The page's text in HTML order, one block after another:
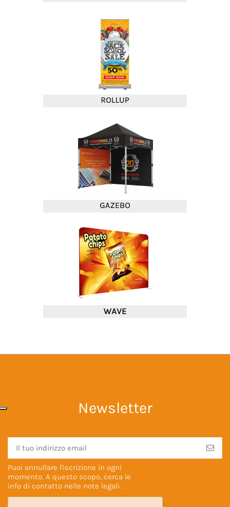
Newsletter
Puoi annullare l'iscrizione in ogni
momento. A questo scopo, cerca le
info di contatto nelle note legali.